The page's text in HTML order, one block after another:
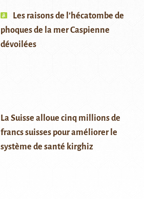
Les raisons de l’hécatombe de
phoques de la mer Caspienne
dévoilées
La Suisse alloue cinq millions de
francs suisses pour améliorer le
système de santé kirghiz